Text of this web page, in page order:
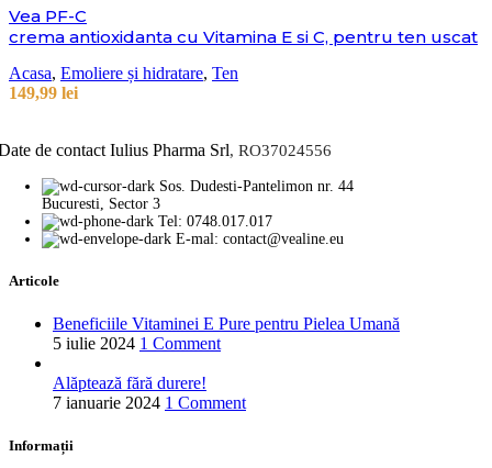
Vea PF-C
crema antioxidanta cu Vitamina E si C, pentru ten uscat
Acasa, Emoliere și hidratare, Ten
149,99 lei
de contact Iulius Pharma Srl, RO37024556
Sos. Dudesti-Pantelimon nr. 44
Bucuresti, Sector 3
Tel: 0748.017.017
E-mal: contact@vealine.eu
Articole
Beneficiile Vitaminei E Pure pentru Pielea Umană
5 iulie 2024 1 Comment
Alăptează fără durere!
7 ianuarie 2024 1 Comment
Informații